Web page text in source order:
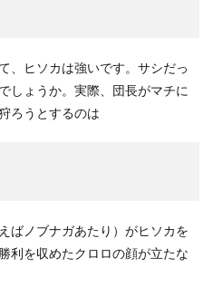
、ヒソカは強いです。サシだっ
しょうか。実際、団長がマチに
ろうとするのは
ばノブナガあたり）がヒソカを
利を収めたクロロの顔が立たな